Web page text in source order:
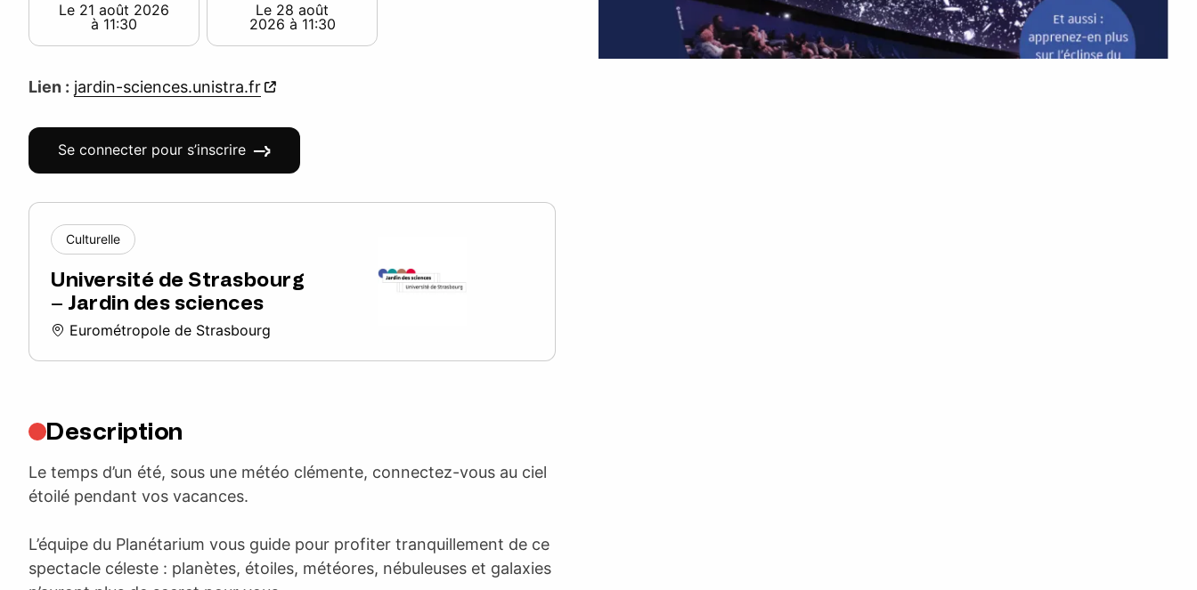
Le 21 août 2026
à 11:30
Le 28 août
2026 à 11:30
Lien : jardin-sciences.unistra.fr
Se connecter pour s’inscrire
Culturelle
Université de Strasbourg
– Jardin des sciences
Eurométropole de Strasbourg
Description
Le temps d’un été, sous une météo clémente, connectez-vous au ciel
étoilé pendant vos vacances.
L’équipe du Planétarium vous guide pour profiter tranquillement de ce
spectacle céleste : planètes, étoiles, météores, nébuleuses et galaxies